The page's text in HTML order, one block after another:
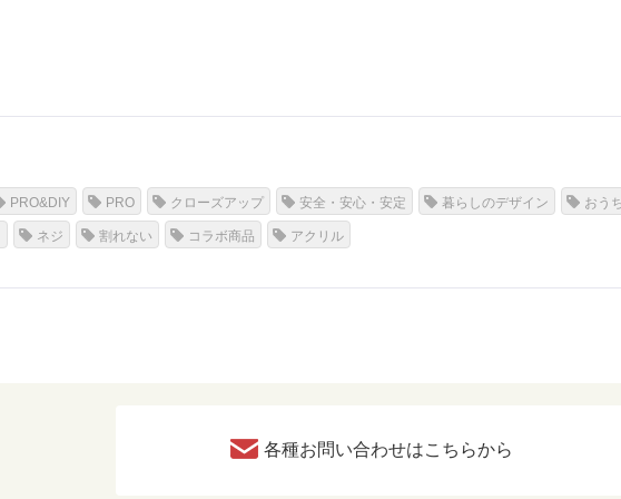
PRO&DIY PRO クローズアップ 安全・安心・安定 暮らしのデザイン おう
ネジ 割れない コラボ商品 アクリル
各種お問い合わせはこちらから